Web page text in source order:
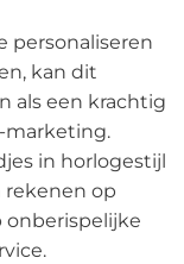
personaliseren
kan dit
als een krachtig
marketing.
in horlogestijl
rekenen op
onberispelijke